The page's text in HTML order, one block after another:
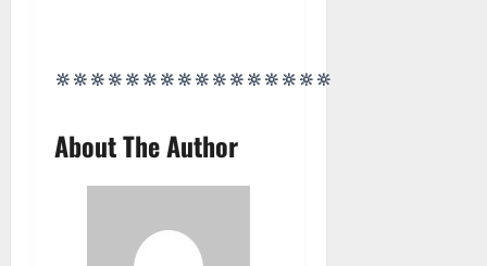
🔆🔆🔆🔆🔆🔆🔆🔆🔆🔆🔆🔆🔆🔆🔆🔆
About The Author